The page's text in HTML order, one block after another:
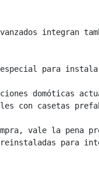
avanzados
especial para
domóticas
con casetas
vale la pena
para